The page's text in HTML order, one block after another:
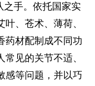
之手。依托国家实
、苍术、薄荷、
药材配制成不同功
见的关节不适、
感等问题，并以巧